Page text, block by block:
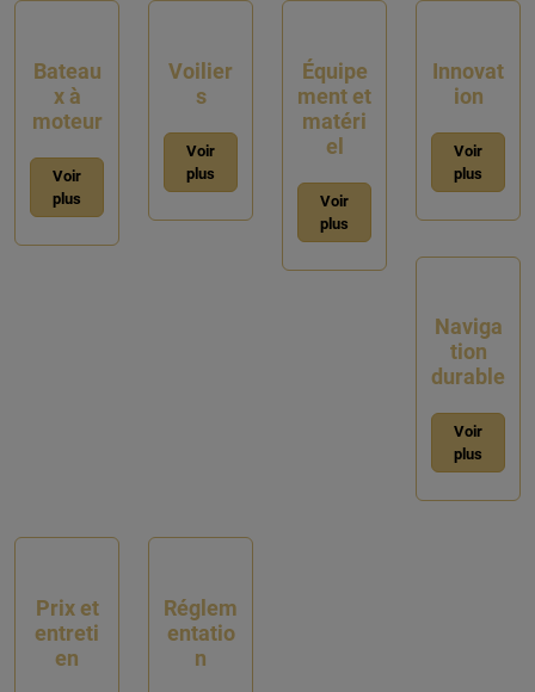
Bateau
x à
moteur
Voir
plus
Voilier
s
Voir
plus
Équipe
ment et
matéri
el
Voir
plus
Innovat
ion
Voir
plus
Naviga
tion
durable
Voir
plus
Prix et
entreti
en
Réglem
entatio
n